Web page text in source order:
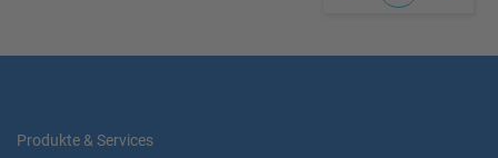
Produkte & Services